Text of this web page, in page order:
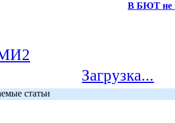
В БЮТ не
Загрузка...
статьи